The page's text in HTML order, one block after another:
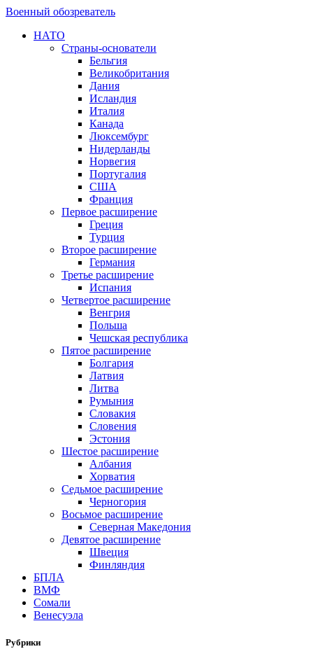
Военный обозреватель
НАТО
Страны-основатели
Бельгия
Великобритания
Дания
Исландия
Италия
Канада
Люксембург
Нидерланды
Норвегия
Португалия
США
Франция
Первое расширение
Греция
Турция
Второе расширение
Германия
Третье расширение
Испания
Четвертое расширение
Венгрия
Польша
Чешская республика
Пятое расширение
Болгария
Латвия
Литва
Румыния
Словакия
Словения
Эстония
Шестое расширение
Албания
Хорватия
Седьмое расширение
Черногория
Восьмое расширение
Северная Македония
Девятое расширение
Швеция
Финляндия
БПЛА
ВМФ
Сомали
Венесуэла
Рубрики